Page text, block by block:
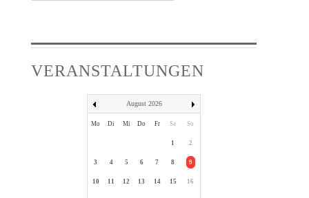
VERANSTALTUNGEN
August 2026
Mo Di Mi Do Fr Sa So
1 2
3 4 5 6 7 8 9
10 11 12 13 14 15 16